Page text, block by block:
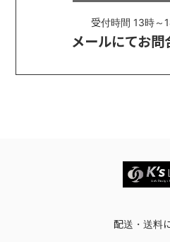
受付時間 13時～
メールにてお問
配送・送料